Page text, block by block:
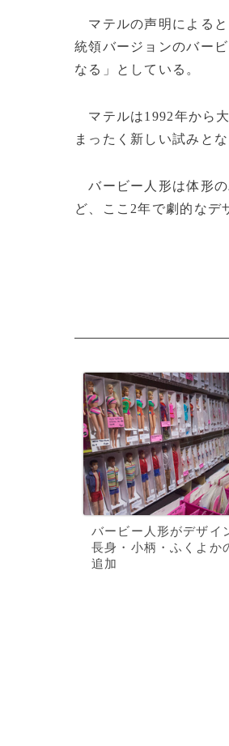
マテルの声明によると
統領バージョンのバー
なる」としている。
マテルは1992年から
まったく新しい試みとな
バービー人形は体形の
ど、ここ2年で劇的なデ
バービー人形がデザイ
長身・小柄・ふくよか
追加